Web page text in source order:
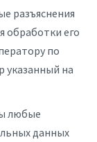
разъяснения
обработки его
по
указанный на
любые
данных